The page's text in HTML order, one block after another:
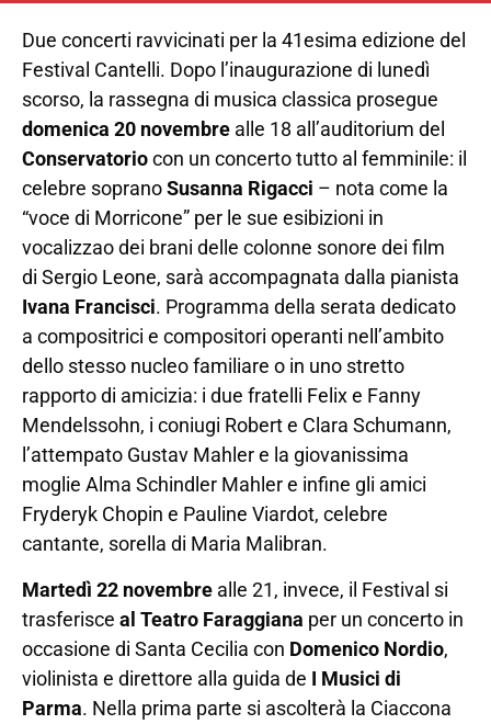
Due concerti ravvicinati per la 41esima edizione del
Festival Cantelli. Dopo l’inaugurazione di lunedì
scorso, la rassegna di musica classica prosegue
domenica 20 novembre alle 18 all’auditorium del
Conservatoriocon un concerto tutto al femminile: il
celebre sopranoSusanna Rigacci – nota come la
“voce di Morricone” per le sue esibizioni in
vocalizzao dei brani delle colonne sonore dei film
di Sergio Leone, sarà accompagnata dalla pianista
Ivana Francisci. Programma della serata dedicato
a compositrici e compositori operanti nell’ambito
dello stesso nucleo familiare o in uno stretto
rapporto di amicizia: i due fratelli Felix e Fanny
Mendelssohn, i coniugi Robert e Clara Schumann,
l’attempato Gustav Mahler e la giovanissima
moglie Alma Schindler Mahler e infine gli amici
Fryderyk Chopin e Pauline Viardot, celebre
cantante, sorella di Maria Malibran.
Martedì 22 novembre alle 21, invece, il Festival si
trasferisce al Teatro Faraggiana per un concerto in
occasione di Santa Cecilia con Domenico Nordio,
violinista e direttore alla guida de I Musici di
Parma. Nella prima parte si ascolterà la Ciaccona